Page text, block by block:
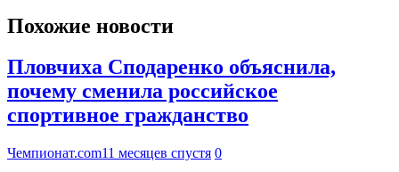
Похожие новости
Пловчиха Сподаренко объяснила,
почему сменила российское
спортивное гражданство
Чемпионат.com11 месяцев спустя 0